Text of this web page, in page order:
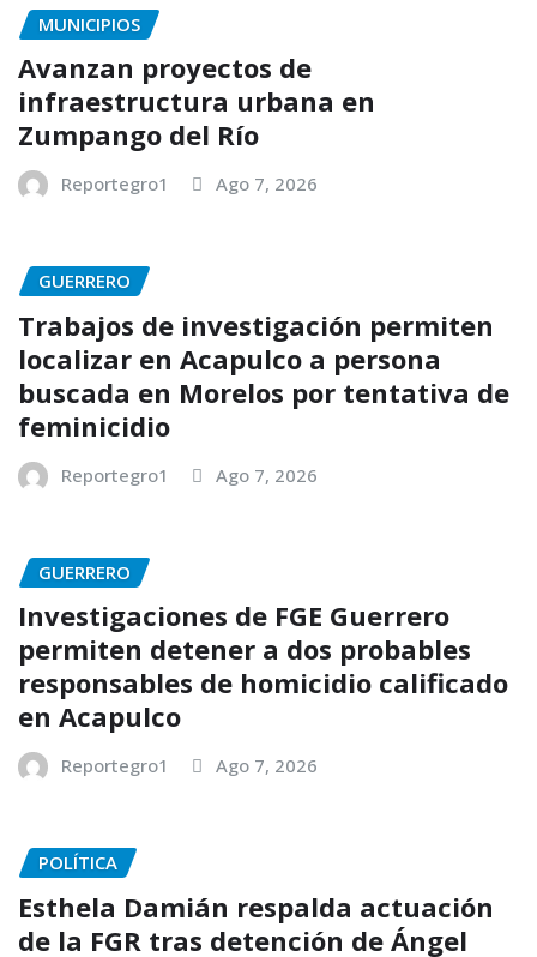
MUNICIPIOS
Avanzan proyectos de
infraestructura urbana en
Zumpango del Río
Reportegro1 Ago 7, 2026
GUERRERO
Trabajos de investigación permiten
localizar en Acapulco a persona
buscada en Morelos por tentativa de
feminicidio
Reportegro1 Ago 7, 2026
GUERRERO
Investigaciones de FGE Guerrero
permiten detener a dos probables
responsables de homicidio calificado
en Acapulco
Reportegro1 Ago 7, 2026
POLÍTICA
Esthela Damián respalda actuación
de la FGR tras detención de Ángel